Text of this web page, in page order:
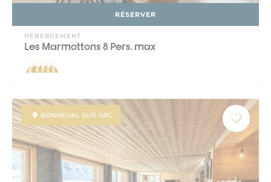
RÉSERVER
HÉBERGEMENT
Les Marmottons 8 Pers. max
BONNEVAL SUR ARC